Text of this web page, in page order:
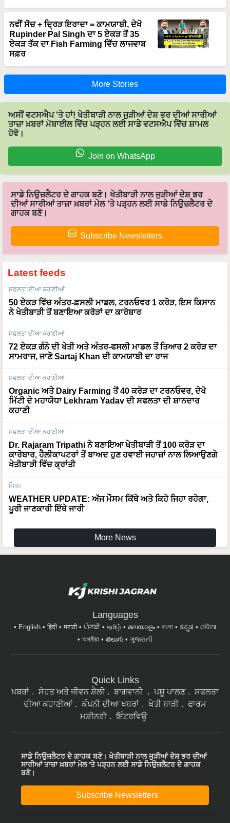
ਨਵੀਂ ਸੋਚ + ਦ੍ਰਿੜ ਇਰਾਦਾ = ਕਾਮਯਾਬੀ, ਦੇਖੋ
Rupinder Pal Singh ਦਾ 5 ਏਕੜ ਤੋਂ 35
ਏਕੜ ਤੱਕ ਦਾ Fish Farming ਵਿੱਚ ਲਾਜਵਾਬ
ਸਫ਼ਰ
More Stories
ਅਸੀਂ ਵਟਸਐਪ 'ਤੇ ਹਾਂ! ਖੇਤੀਬਾੜੀ ਨਾਲ ਜੁੜੀਆਂ ਦੇਸ਼ ਭਰ ਦੀਆਂ ਸਾਰੀਆਂ
ਤਾਜ਼ਾ ਖ਼ਬਰਾਂ ਮੋਬਾਈਲ ਵਿੱਚ ਪੜ੍ਹਨ ਲਈ ਸਾਡੇ ਵਟਸਐਪ ਵਿੱਚ ਸ਼ਾਮਲ
ਹੋਵੋ।
Join on WhatsApp
ਸਾਡੇ ਨਿਉਜ਼ਲੈਟਰ ਦੇ ਗਾਹਕ ਬਣੋ। ਖੇਤੀਬਾੜੀ ਨਾਲ ਜੁੜੀਆਂ ਦੇਸ਼ ਭਰ
ਦੀਆਂ ਸਾਰੀਆਂ ਤਾਜ਼ਾ ਖ਼ਬਰਾਂ ਮੇਲ 'ਤੇ ਪੜ੍ਹਨ ਲਈ ਸਾਡੇ ਨਿਉਜ਼ਲੈਟਰ ਦੇ
ਗਾਹਕ ਬਣੋ।
Subscribe Newsletters
Latest feeds
ਸਫਲਤਾ ਦੀਆ ਕਹਾਣੀਆਂ
50 ਏਕੜ ਵਿੱਚ ਅੰਤਰ-ਫ਼ਸਲੀ ਮਾਡਲ, ਟਰਨਓਵਰ 1 ਕਰੋੜ, ਇਸ ਕਿਸਾਨ
ਨੇ ਖੇਤੀਬਾੜੀ ਤੋਂ ਬਣਾਇਆ ਕਰੋੜਾਂ ਦਾ ਕਾਰੋਬਾਰ
ਸਫਲਤਾ ਦੀਆ ਕਹਾਣੀਆਂ
72 ਏਕੜ ਗੰਨੇ ਦੀ ਖੇਤੀ ਅਤੇ ਅੰਤਰ-ਫਸਲੀ ਮਾਡਲ ਤੋਂ ਤਿਆਰ 2 ਕਰੋੜ ਦਾ
ਸਾਮਰਾਜ, ਜਾਣੋ Sartaj Khan ਦੀ ਕਾਮਯਾਬੀ ਦਾ ਰਾਜ
ਸਫਲਤਾ ਦੀਆ ਕਹਾਣੀਆਂ
Organic ਅਤੇ Dairy Farming ਤੋਂ 40 ਕਰੋੜ ਦਾ ਟਰਨਓਵਰ, ਦੇਖੋ
ਮਿੱਟੀ ਦੇ ਮਹਾਯੋਧਾ Lekhram Yadav ਦੀ ਸਫਲਤਾ ਦੀ ਸ਼ਾਨਦਾਰ
ਕਹਾਣੀ
ਸਫਲਤਾ ਦੀਆ ਕਹਾਣੀਆਂ
Dr. Rajaram Tripathi ਨੇ ਬਣਾਇਆ ਖੇਤੀਬਾੜੀ ਤੋਂ 100 ਕਰੋੜ ਦਾ
ਕਾਰੋਬਾਰ, ਹੈਲੀਕਾਪਟਰਾਂ ਤੋਂ ਬਾਅਦ ਹੁਣ ਹਵਾਈ ਜਹਾਜ਼ਾਂ ਨਾਲ ਲਿਆਉਣਗੇ
ਖੇਤੀਬਾੜੀ ਵਿੱਚ ਕ੍ਰਾਂਤੀ
ਮੌਸਮ
WEATHER UPDATE: ਅੱਜ ਮੌਸਮ ਕਿੱਥੇ ਅਤੇ ਕਿਹੋ ਜਿਹਾ ਰਹੇਗਾ,
ਪੂਰੀ ਜਾਣਕਾਰੀ ਇੱਥੇ ਜਾਰੀ
More News
Languages
English हिंदी मराठी ਪੰਜਾਬੀ தமிழ் മലയാളം বাংলা ಕನ್ನಡ
ଓଡିଆ
অসমীয়া
తెలుగు ગુજરાતી
Quick Links
ਖਬਰਾਂ ਸੇਹਤ ਅਤੇ ਜੀਵਨ ਸ਼ੈਲੀ ਬਾਗਵਾਨੀ ਪਸ਼ੂ ਪਾਲਣ
ਸਫਲਤਾ
ਦੀਆ ਕਹਾਣੀਆਂ
ਕੰਪਨੀ ਦੀਆ ਖਬਰਾਂ ਖੇਤੀ ਬਾੜੀ
ਫਾਰਮ
ਮਸ਼ੀਨਰੀ
ਇੰਟਰਵਿਊ
ਸਾਡੇ ਨਿਉਜ਼ਲੈਟਰ ਦੇ ਗਾਹਕ ਬਣੋ। ਖੇਤੀਬਾੜੀ ਨਾਲ ਜੁੜੀਆਂ ਦੇਸ਼ ਭਰ ਦੀਆਂ
ਸਾਰੀਆਂ ਤਾਜ਼ਾ ਖ਼ਬਰਾਂ ਮੇਲ 'ਤੇ ਪੜ੍ਹਨ ਲਈ ਸਾਡੇ ਨਿਉਜ਼ਲੈਟਰ ਦੇ ਗਾਹਕ
ਬਣੋ।
Subscribe Newsletters